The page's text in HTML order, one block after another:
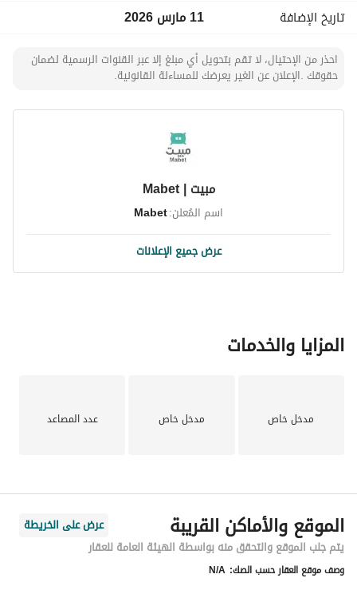
تاريخ الإضافة
11 مارس 2026
احذر من الإحتيال، لا تقم بتحويل أي مبلغ إلا عبر القنوات الرسمية لضمان
حقوقك .الإعلان عن الغير يعرضك للمساءلة القانونية.
مبيت | Mabet
اسم المُعلن:Mabet
عرض جميع الإعلانات
المزايا والخدمات
مدخل خاص مدخل خاص عدد المصاعد
الموقع والأماكن القريبة
عرض على الخريطة
يتم جلب الموقع والتحقق منه بواسطة الهيئة العامة للعقار
وصف موقع العقار حسب الصك: N/A